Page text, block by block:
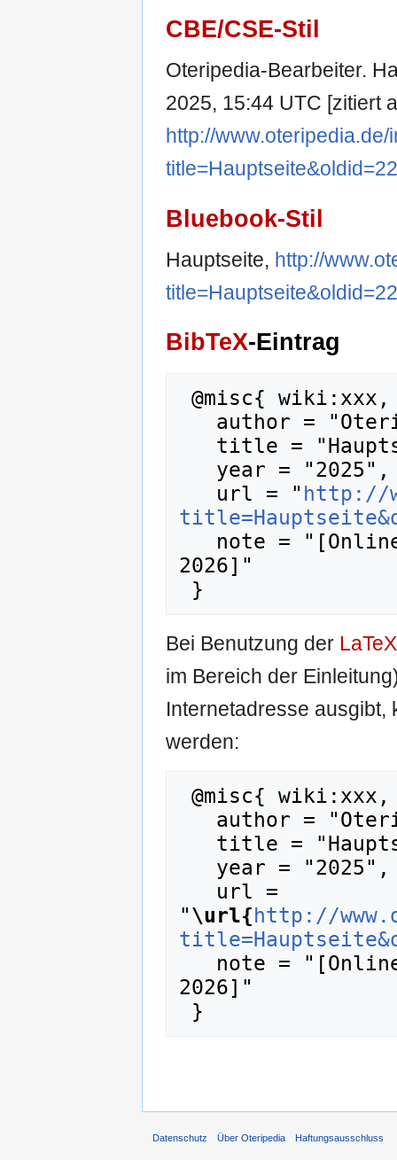
CBE/CSE-Stil
Oteripedia-Bearbeiter.
2025, 15:44 UTC [zitiert
http://
Bluebook-Stil
Hauptseite, http://
BibTeX-Eintrag
   url = "
http://
2026]"
Bei Benutzung der LaTeX
im Bereich der
Internetadresse ausgibt,
werden:
"\url{http://
2026]"
Datenschutz Über Oteripedia Haftungsausschluss